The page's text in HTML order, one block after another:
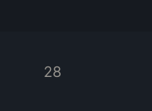
28